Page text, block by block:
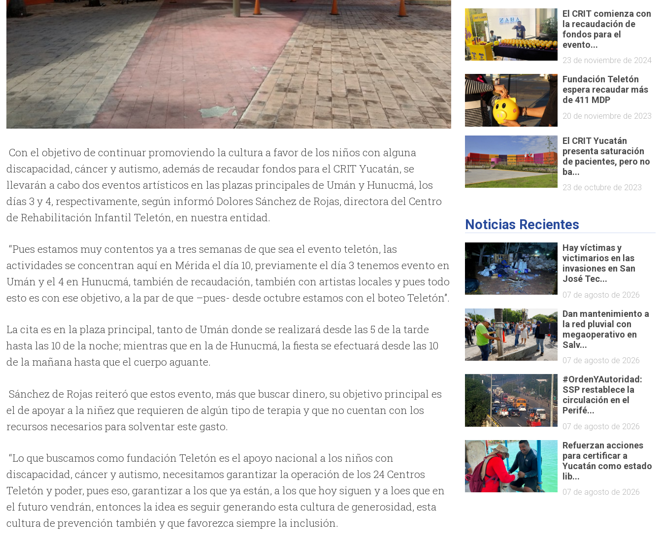
Con el objetivo de continuar promoviendo la cultura a favor de los niños con alguna
discapacidad, cáncer y autismo, además de recaudar fondos para el CRIT Yucatán, se
llevarán a cabo dos eventos artísticos en las plazas principales de Umán y Hunucmá, los
días 3 y 4, respectivamente, según informó Dolores Sánchez de Rojas, directora del Centro
de Rehabilitación Infantil Teletón, en nuestra entidad.
“Pues estamos muy contentos ya a tres semanas de que sea el evento teletón, las
actividades se concentran aquí en Mérida el día 10, previamente el día 3 tenemos evento en
Umán y el 4 en Hunucmá, también de recaudación, también con artistas locales y pues todo
esto es con ese objetivo, a la par de que –pues- desde octubre estamos con el boteo Teletón”.
La cita es en la plaza principal, tanto de Umán donde se realizará desde las 5 de la tarde
hasta las 10 de la noche; mientras que en la de Hunucmá, la fiesta se efectuará desde las 10
de la mañana hasta que el cuerpo aguante.
Sánchez de Rojas reiteró que estos evento, más que buscar dinero, su objetivo principal es
el de apoyar a la niñez que requieren de algún tipo de terapia y que no cuentan con los
recursos necesarios para solventar este gasto.
“Lo que buscamos como fundación Teletón es el apoyo nacional a los niños con
discapacidad, cáncer y autismo, necesitamos garantizar la operación de los 24 Centros
Teletón y poder, pues eso, garantizar a los que ya están, a los que hoy siguen y a loes que en
el futuro vendrán, entonces la idea es seguir generando esta cultura de generosidad, esta
cultura de prevención también y que favorezca siempre la inclusión.
El CRIT comienza con
la recaudación de
fondos para el
evento...
23 de noviembre de 2024
Fundación Teletón
espera recaudar más
de 411 MDP
20 de noviembre de 2023
El CRIT Yucatán
presenta saturación
de pacientes, pero no
ba...
23 de octubre de 2023
Noticias Recientes
Hay víctimas y
victimarios en las
invasiones en San
José Tec...
07 de agosto de 2026
Dan mantenimiento a
la red pluvial con
megaoperativo en
Salv...
07 de agosto de 2026
#OrdenYAutoridad:
SSP restablece la
circulación en el
Perifé...
07 de agosto de 2026
Refuerzan acciones
para certificar a
Yucatán como estado
lib...
07 de agosto de 2026